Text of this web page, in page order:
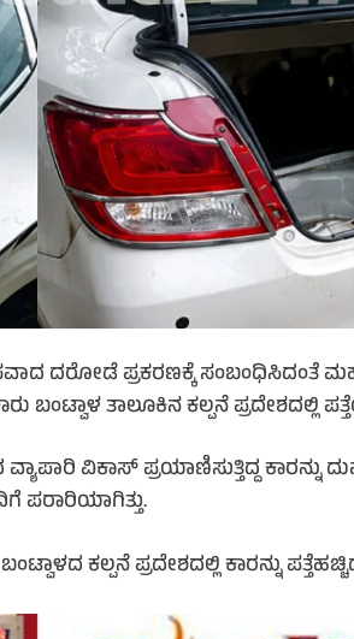
ದರೋಡೆ ಪ್ರಕರಣಕ್ಕೆ
ಬಂಟ್ವಾಳ ತಾಲೂಕಿನ ಕಲ್ಪನೆ ಪ್ರದೇಶದಲ್ಲಿ
ವಿಕಾಸ್ ಪ್ರಯಾಣಿಸುತ್ತಿದ್ದ ಕಾರನ್ನು
ಪರಾರಿಯಾಗಿತ್ತು.
ಕಲ್ಪನೆ ಪ್ರದೇಶದಲ್ಲಿ ಕಾರನ್ನು